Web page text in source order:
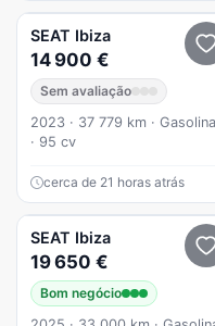
SEAT Ibiza
14 900 €
Sem avaliação
2023 · 37 779 km · Gasolina
· 95 cv
cerca de 21 horas atrás
SEAT Ibiza
19 650 €
Bom negócio